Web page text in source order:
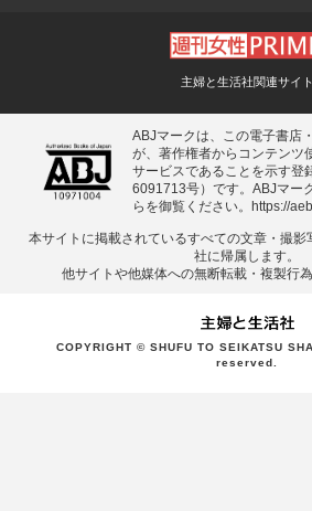
主婦と生活社関連サイト
ABJマークは、この電子書店
が、著作権者からコンテンツ
サービスであることを示す登
6091713号）です。ABJマー
らを御覧ください。
https://
本サイトに掲載されているすべての⽂章・撮
社に帰属します。
他サイトや他媒体への無断転載・複製⾏
COPYRIGHT © SHUFU TO SEIKATSU
reserved.